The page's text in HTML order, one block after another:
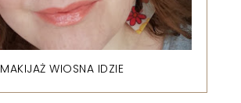
MAKIJAŻ WIOSNA IDZIE